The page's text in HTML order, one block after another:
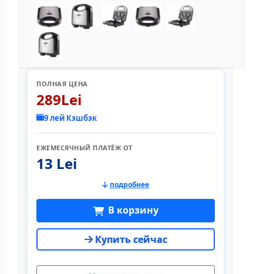
ПОЛНАЯ ЦЕНА
289Lei
9 лей Кэшбэк
ЕЖЕМЕСЯЧНЫЙ ПЛАТЁЖ ОТ
13 Lei
подробнее
В корзину
Купить сейчас